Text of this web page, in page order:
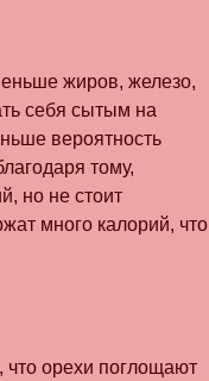
себя сытым на
вероятность
тому,
но не стоит
много калорий, что
что орехи поглощают